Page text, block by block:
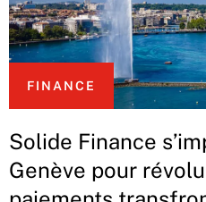
FINANCE
Solide Finance
Genève pour